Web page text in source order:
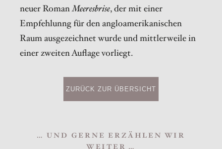
neuer RomanMeeresbrise, der mit einer
Empfehlunng für den angloamerikanischen
Raum ausgezeichnet wurde und mittlerweile in
einer zweiten Auflage vorliegt.
ZURÜCK ZUR ÜBERSICHT
… UND GERNE ERZÄHLEN WIR
WEITER …